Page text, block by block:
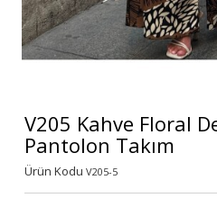
V205 Kahve Floral
Pantolon Takım
Ürün Kodu V205-5